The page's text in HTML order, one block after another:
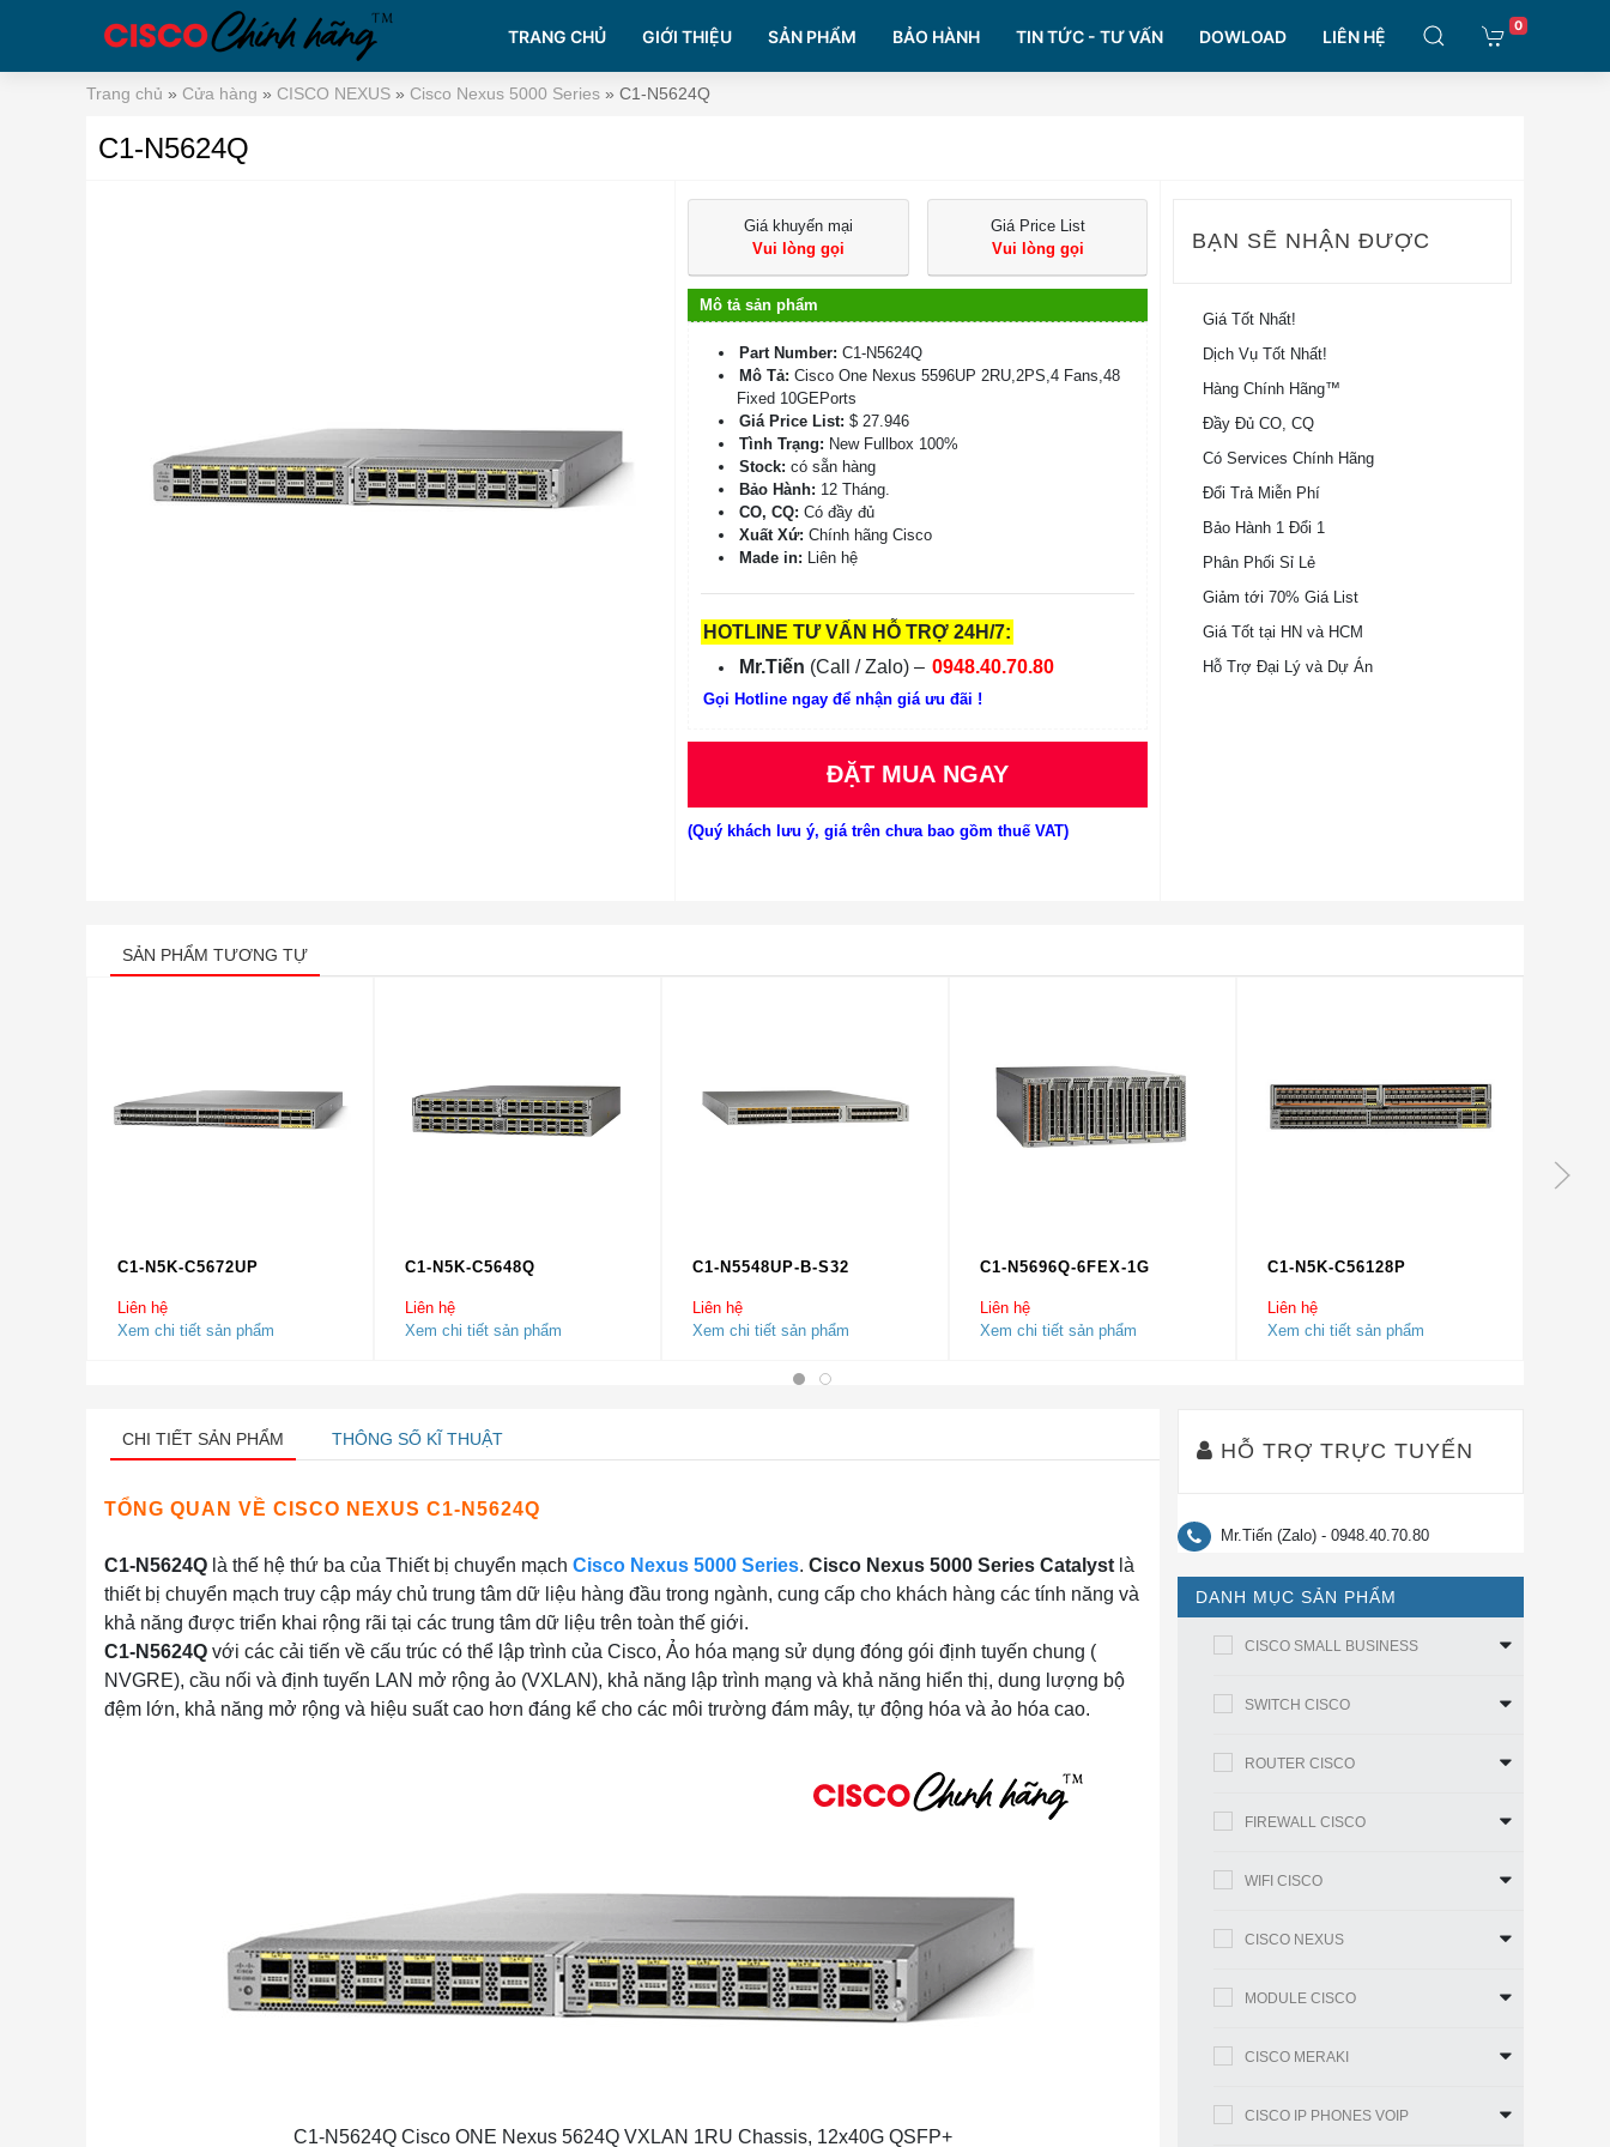
TRANG CHỦ GIỚI THIỆU SẢN PHẨM BẢO HÀNH TIN TỨC - TƯ VẤN DOWLOAD LIÊN HỆ
0
Trang chủ » Cửa hàng » CISCO NEXUS » Cisco Nexus 5000 Series » C1-N5624Q
C1-N5624Q
Giá khuyến mại
Vui lòng gọi
Giá Price List
Vui lòng gọi
Mô tả sản phẩm
Part Number: C1-N5624Q
Mô Tả: Cisco One Nexus 5596UP 2RU,2PS,4 Fans,48
Fixed 10GEPorts
Giá Price List: $ 27.946
Tình Trạng: New Fullbox 100%
Stock: có sẵn hàng
Bảo Hành: 12 Tháng.
CO, CQ:Có đầy đủ
Xuất Xứ: Chính hãng Cisco
Made in: Liên hệ
HOTLINE TƯ VẤN HỖ TRỢ 24H/7:
Mr.Tiến (Call / Zalo) – 0948.40.70.80
Gọi Hotline ngay để nhận giá ưu đãi !
ĐẶT MUA NGAY
(Quý khách lưu ý, giá trên chưa bao gồm thuế VAT)
BẠN SẼ NHẬN ĐƯỢC
Giá Tốt Nhất!
Dịch Vụ Tốt Nhất!
Hàng Chính Hãng™
Đầy Đủ CO, CQ
Có Services Chính Hãng
Đổi Trả Miễn Phí
Bảo Hành 1 Đổi 1
Phân Phối Sỉ Lẻ
Giảm tới 70% Giá List
Giá Tốt tại HN và HCM
Hỗ Trợ Đại Lý và Dự Án
SẢN PHẨM TƯƠNG TỰ
C1-N5K-C5672UP
Liên hệ
Xem chi tiết sản phẩm
C1-N5K-C5648Q
Liên hệ
Xem chi tiết sản phẩm
C1-N5548UP-B-S32
Liên hệ
Xem chi tiết sản phẩm
C1-N5696Q-6FEX-1G
Liên hệ
Xem chi tiết sản phẩm
C1-N5K-C56128P
Liên hệ
Xem chi tiết sản phẩm
CHI TIẾT SẢN PHẨM THÔNG SỐ KĨ THUẬT
TỔNG QUAN VỀ CISCO NEXUS C1-N5624Q
C1-N5624Q là thế hệ thứ ba của Thiết bị chuyển mạch Cisco Nexus 5000 Series. Cisco Nexus 5000 Series Catalyst là
thiết bị chuyển mạch truy cập máy chủ trung tâm dữ liệu hàng đầu trong ngành, cung cấp cho khách hàng các tính năng và
khả năng được triển khai rộng rãi tại các trung tâm dữ liệu trên toàn thế giới.
C1-N5624Q với các cải tiến về cấu trúc có thể lập trình của Cisco, Ảo hóa mạng sử dụng đóng gói định tuyến chung (
NVGRE), cầu nối và định tuyến LAN mở rộng ảo (VXLAN), khả năng lập trình mạng và khả năng hiển thị, dung lượng bộ
đệm lớn, khả năng mở rộng và hiệu suất cao hơn đáng kể cho các môi trường đám mây, tự động hóa và ảo hóa cao.
C1-N5624Q Cisco ONE Nexus 5624Q VXLAN 1RU Chassis, 12x40G QSFP+
HỖ TRỢ TRỰC TUYẾN
Mr.Tiến (Zalo) - 0948.40.70.80
DANH MỤC SẢN PHẨM
CISCO SMALL BUSINESS
SWITCH CISCO
ROUTER CISCO
FIREWALL CISCO
WIFI CISCO
CISCO NEXUS
MODULE CISCO
CISCO MERAKI
CISCO IP PHONES VOIP